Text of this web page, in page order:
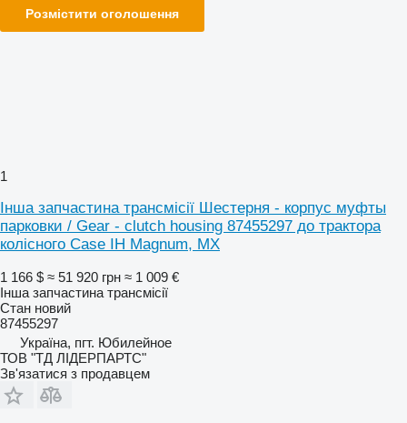
Розмістити оголошення
1
Інша запчастина трансмісії Шестерня - корпус муфты
парковки / Gear - clutch housing 87455297 до трактора
колісного Case IH Magnum, MX
1 166 $ ≈ 51 920 грн ≈ 1 009 €
Інша запчастина трансмісії
Стан новий
87455297
Україна, пгт. Юбилейное
ТОВ "ТД ЛІДЕРПАРТС"
Зв'язатися з продавцем